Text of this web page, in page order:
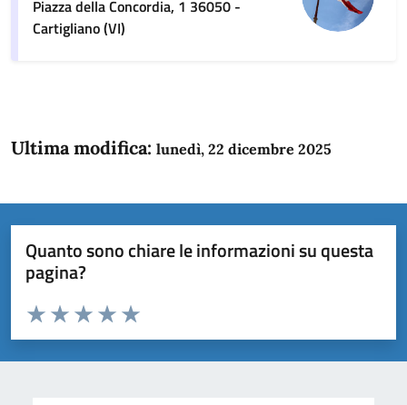
Piazza della Concordia, 1 36050 -
Cartigliano (VI)
Ultima modifica: lunedì, 22 dicembre 2025
Quanto sono chiare le informazioni su questa
pagina?
Domanda
Valuta da 1 a 5 stelle la pagina
Valuta 5 stelle su 5
Valuta 4 stelle su 5
Valuta 3 stelle su 5
Valuta 2 stelle su 5
Valuta 1 stelle su 5